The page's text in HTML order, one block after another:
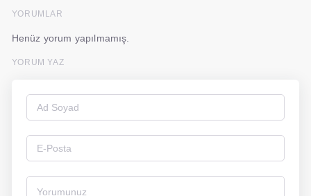
YORUMLAR
Henüz yorum yapılmamış.
YORUM YAZ